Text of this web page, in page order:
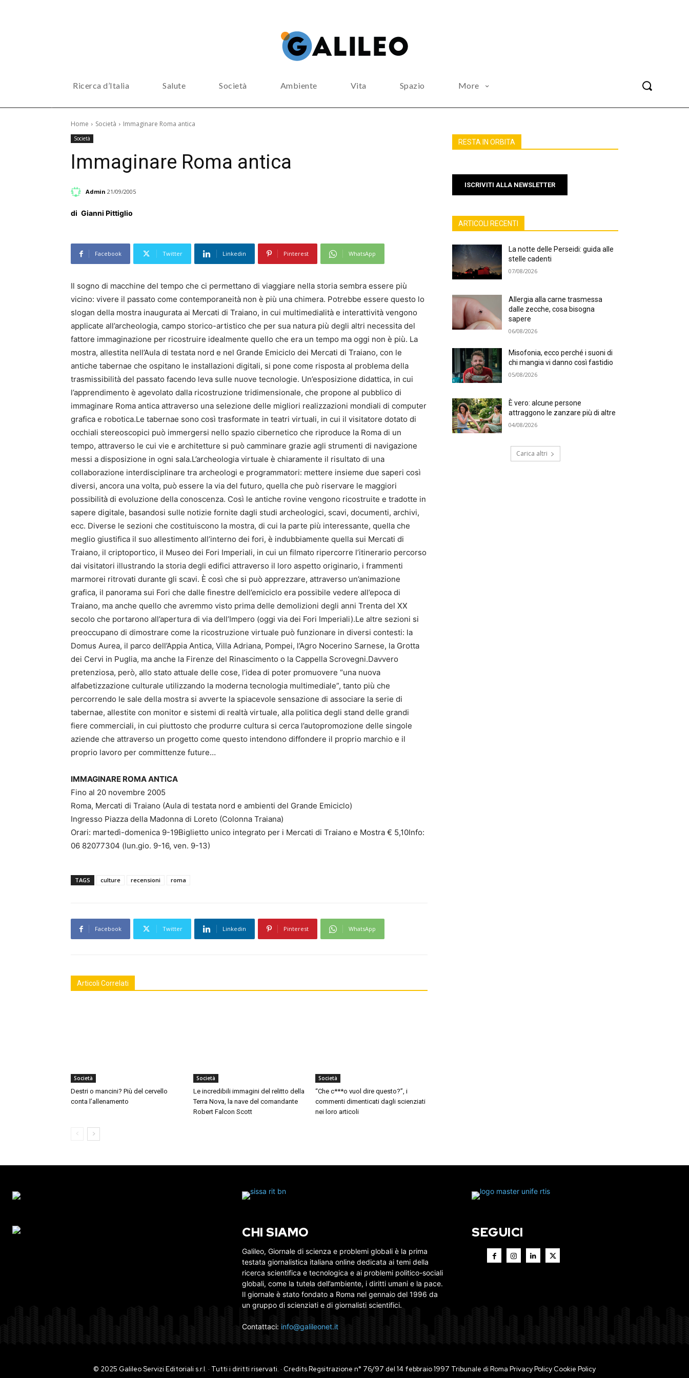
Ricerca d’Italia Salute Società Ambiente Vita Spazio More
Home Società Immaginare Roma antica
Società
Immaginare Roma antica
Admin 21/09/2005
di Gianni Pittiglio
Facebook Twitter Linkedin Pinterest WhatsApp
Il sogno di macchine del tempo che ci permettano di viaggiare nella storia sembra essere più
vicino: vivere il passato come contemporaneità non è più una chimera. Potrebbe essere questo lo
slogan della mostra inaugurata ai Mercati di Traiano, in cui multimedialità e interattività vengono
applicate all’archeologia, campo storico-artistico che per sua natura più degli altri necessita del
fattore immaginazione per ricostruire idealmente quello che era un tempo ma oggi non è più. La
mostra, allestita nell’Aula di testata nord e nel Grande Emiciclo dei Mercati di Traiano, con le
antiche tabernae che ospitano le installazioni digitali, si pone come risposta al problema della
trasmissibilità del passato facendo leva sulle nuove tecnologie. Un’esposizione didattica, in cui
l’apprendimento è agevolato dalla ricostruzione tridimensionale, che propone al pubblico di
immaginare Roma antica attraverso una selezione delle migliori realizzazioni mondiali di computer
grafica e robotica.Le tabernae sono così trasformate in teatri virtuali, in cui il visitatore dotato di
occhiali stereoscopici può immergersi nello spazio cibernetico che riproduce la Roma di un
tempo, attraverso le cui vie e architetture si può camminare grazie agli strumenti di navigazione
messi a disposizione in ogni sala.L’archeologia virtuale è chiaramente il risultato di una
collaborazione interdisciplinare tra archeologi e programmatori: mettere insieme due saperi così
diversi, ancora una volta, può essere la via del futuro, quella che può riservare le maggiori
possibilità di evoluzione della conoscenza. Così le antiche rovine vengono ricostruite e tradotte in
sapere digitale, basandosi sulle notizie fornite dagli studi archeologici, scavi, documenti, archivi,
ecc. Diverse le sezioni che costituiscono la mostra, di cui la parte più interessante, quella che
meglio giustifica il suo allestimento all’interno dei fori, è indubbiamente quella sui Mercati di
Traiano, il criptoportico, il Museo dei Fori Imperiali, in cui un filmato ripercorre l’itinerario percorso
dai visitatori illustrando la storia degli edifici attraverso il loro aspetto originario, i frammenti
marmorei ritrovati durante gli scavi. È così che si può apprezzare, attraverso un’animazione
grafica, il panorama sui Fori che dalle finestre dell’emiciclo era possibile vedere all’epoca di
Traiano, ma anche quello che avremmo visto prima delle demolizioni degli anni Trenta del XX
secolo che portarono all’apertura di via dell’Impero (oggi via dei Fori Imperiali).Le altre sezioni si
preoccupano di dimostrare come la ricostruzione virtuale può funzionare in diversi contesti: la
Domus Aurea, il parco dell’Appia Antica, Villa Adriana, Pompei, l’Agro Nocerino Sarnese, la Grotta
dei Cervi in Puglia, ma anche la Firenze del Rinascimento o la Cappella Scrovegni.Davvero
pretenziosa, però, allo stato attuale delle cose, l’idea di poter promuovere “una nuova
alfabetizzazione culturale utilizzando la moderna tecnologia multimediale”, tanto più che
percorrendo le sale della mostra si avverte la spiacevole sensazione di associare la serie di
tabernae, allestite con monitor e sistemi di realtà virtuale, alla politica degli stand delle grandi
fiere commerciali, in cui piuttosto che produrre cultura si cerca l’autopromozione delle singole
aziende che attraverso un progetto come questo intendono diffondere il proprio marchio e il
proprio lavoro per committenze future…
IMMAGINARE ROMA ANTICA
Fino al 20 novembre 2005
Roma, Mercati di Traiano (Aula di testata nord e ambienti del Grande Emiciclo)
Ingresso Piazza della Madonna di Loreto (Colonna Traiana)
Orari: martedì-domenica 9-19Biglietto unico integrato per i Mercati di Traiano e Mostra € 5,10Info:
06 82077304 (lun.gio. 9-16, ven. 9-13)
TAGS culture recensioni roma
Facebook Twitter Linkedin Pinterest WhatsApp
Articoli Correlati
Società
Destri o mancini? Più del cervello
conta l’allenamento
Società
Le incredibili immagini del relitto della
Terra Nova, la nave del comandante
Robert Falcon Scott
Società
“Che c***o vuol dire questo?”, i
commenti dimenticati dagli scienziati
nei loro articoli
RESTA IN ORBITA
ISCRIVITI ALLA NEWSLETTER
ARTICOLI RECENTI
La notte delle Perseidi: guida alle
stelle cadenti
07/08/2026
Allergia alla carne trasmessa
dalle zecche, cosa bisogna
sapere
06/08/2026
Misofonia, ecco perché i suoni di
chi mangia vi danno così fastidio
05/08/2026
È vero: alcune persone
attraggono le zanzare più di altre
04/08/2026
Carica altri
CHI SIAMO
Galileo, Giornale di scienza e problemi globali è la prima
testata giornalistica italiana online dedicata ai temi della
ricerca scientifica e tecnologica e ai problemi politico-sociali
globali, come la tutela dell’ambiente, i diritti umani e la pace.
Il giornale è stato fondato a Roma nel gennaio del 1996 da
un gruppo di scienziati e di giornalisti scientifici.
Contattaci: info@galileonet.it
SEGUICI
© 2025 Galileo Servizi Editoriali s.r.l. · Tutti i diritti riservati. · Credits Regsitrazione n° 76/97 del 14 febbraio 1997 Tribunale di Roma Privacy PolicyCookie Policy